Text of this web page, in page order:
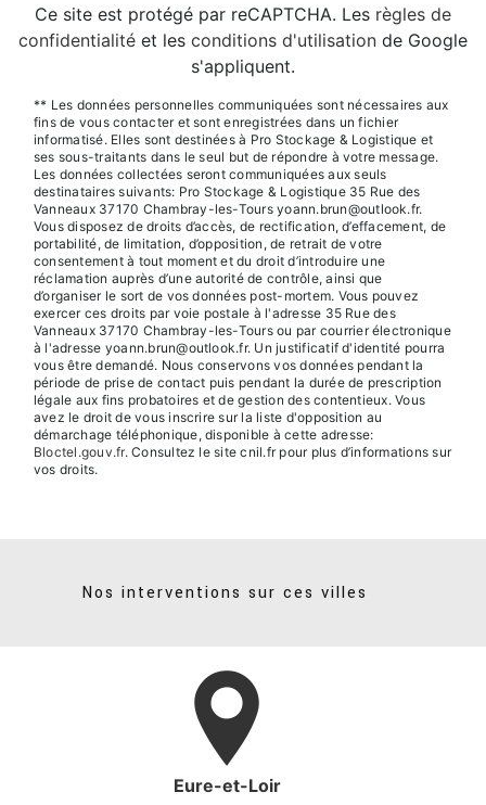
Ce site est protégé par reCAPTCHA. Les règles de
confidentialité et les conditions d'utilisation de Google
s'appliquent.
** Les données personnelles communiquées sont nécessaires aux
fins de vous contacter et sont enregistrées dans un fichier
informatisé. Elles sont destinées à Pro Stockage & Logistique et
ses sous-traitants dans le seul but de répondre à votre message.
Les données collectées seront communiquées aux seuls
destinataires suivants: Pro Stockage & Logistique 35 Rue des
Vanneaux 37170 Chambray-les-Tours yoann.brun@outlook.fr.
Vous disposez de droits d’accès, de rectification, d’effacement, de
portabilité, de limitation, d’opposition, de retrait de votre
consentement à tout moment et du droit d’introduire une
réclamation auprès d’une autorité de contrôle, ainsi que
d’organiser le sort de vos données post-mortem. Vous pouvez
exercer ces droits par voie postale à l'adresse 35 Rue des
Vanneaux 37170 Chambray-les-Tours ou par courrier électronique
à l'adresse yoann.brun@outlook.fr. Un justificatif d'identité pourra
vous être demandé. Nous conservons vos données pendant la
période de prise de contact puis pendant la durée de prescription
légale aux fins probatoires et de gestion des contentieux. Vous
avez le droit de vous inscrire sur la liste d'opposition au
démarchage téléphonique, disponible à cette adresse:
Bloctel.gouv.fr. Consultez le site cnil.fr pour plus d’informations sur
vos droits.
Nos interventions sur ces villes
Eure-et-Loir